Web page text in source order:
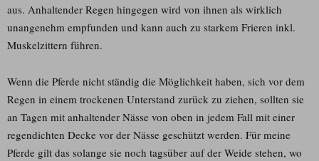
aus. Anhaltender Regen hingegen wird von ihnen als wirklich
unangenehm empfunden und kann auch zu starkem Frieren inkl.
Muskelzittern führen.
Wenn die Pferde nicht ständig die Möglichkeit haben, sich vor dem
Regen in einem trockenen Unterstand zurück zu ziehen, sollten sie
an Tagen mit anhaltender Nässe von oben in jedem Fall mit einer
regendichten Decke vor der Nässe geschützt werden. Für meine
Pferde gilt das solange sie noch tagsüber auf der Weide stehen, wo